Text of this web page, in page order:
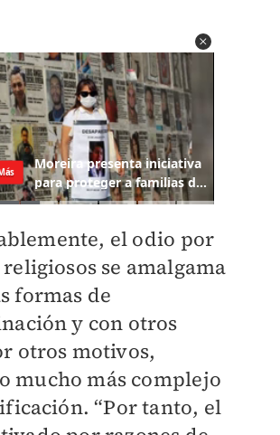
el odio por
se amalgama
formas de
y con otros
otros motivos,
mucho más complejo
“Por tanto, el